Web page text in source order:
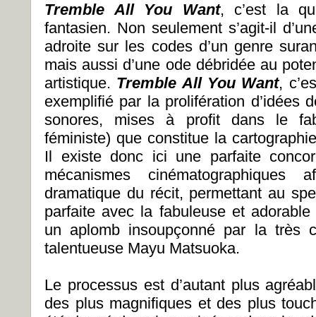
Tremble All You Want,
c’est la
fantasien. Non seulement s’agit-il
adroite sur les codes d’un genre
mais aussi d’une ode débridée au
artistique. Tremble All You Want,
exemplifié par la prolifération d’idées
sonores, mises à profit dans le
féministe) que constitue la
Il existe donc ici une parfaite
mécanismes
dramatique du récit, permettant au
parfaite avec la fabuleuse et
un aplomb insoupçonné par la très
talentueuse Mayu Matsuoka.
Le processus est d’autant plus
des plus magnifiques et des plus